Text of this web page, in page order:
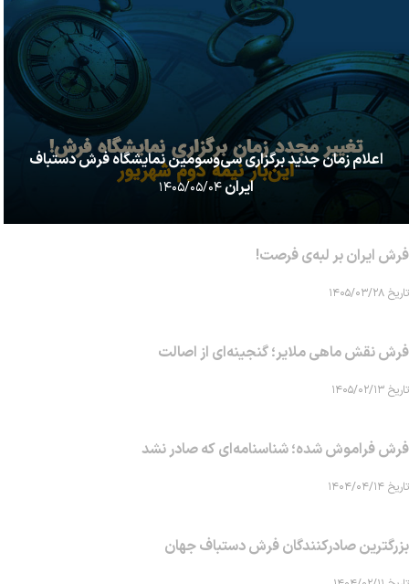
اعلام زمان جدید برگزاری سی‌وسومین نمایشگاه فرش دستباف
ایران۱۴۰۵/۰۵/۰۴
فرش ایران بر لبه‌ی فرصت!
تاریخ ۱۴۰۵/۰۳/۲۸
فرش نقش ماهی‌ ملایر؛ گنجینه‌ای از اصالت
تاریخ ۱۴۰۵/۰۲/۱۳
فرش فراموش شده؛ شناسنامه‌ای که صادر نشد
تاریخ ۱۴۰۴/۰۴/۱۴
بزرگترین صادرکنندگان فرش دستباف جهان